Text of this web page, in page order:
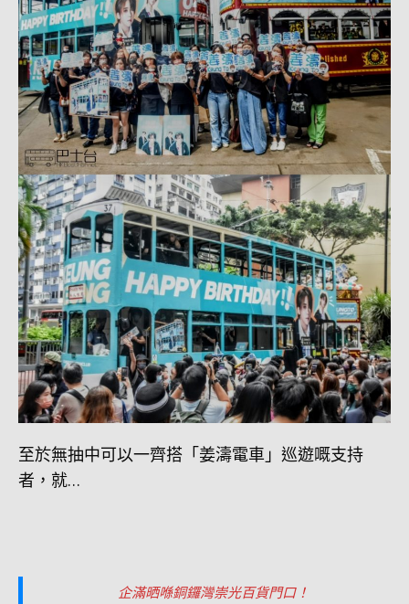
至於無抽中可以一齊搭「姜濤電車」巡遊嘅支持
者，就…
企滿晒喺銅鑼灣崇光百貨門口！